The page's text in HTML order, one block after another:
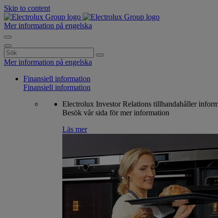
Skip to content
Mer information på engelska
Search
for:
Mer information på engelska
Finansiell information
Finansiell information
Electrolux Investor Relations tillhandahåller
Besök vår sida för mer information
Läs mer